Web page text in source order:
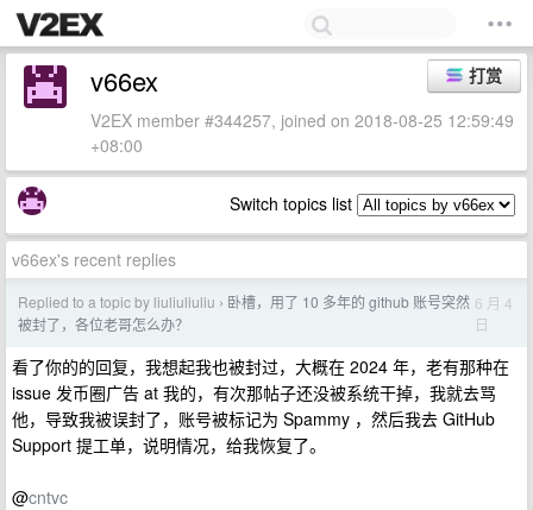
打赏
v66ex
V2EX member #344257, joined on 2018-08-25 12:59:49
+08:00
Switch topics list
v66ex's recent replies
Replied to a topic by liuliuliuliu › 卧槽，用了 10 多年的 github 账号突然
被封了，各位老哥怎么办？
6 月 4
日
看了你的的回复，我想起我也被封过，大概在 2024 年，老有那种在
issue 发币圈广告 at 我的，有次那帖子还没被系统干掉，我就去骂
他，导致我被误封了，账号被标记为 Spammy ，然后我去 GitHub
Support 提工单，说明情况，给我恢复了。
@cntvc